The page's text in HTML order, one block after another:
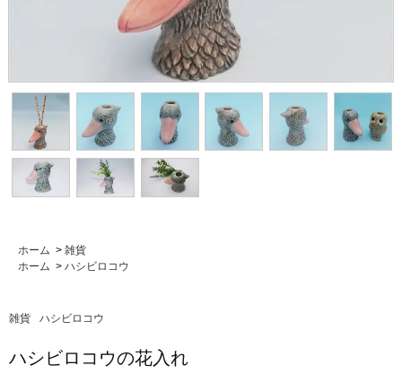
ホーム > 雑貨
ホーム > ハシビロコウ
雑貨 ハシビロコウ
ハシビロコウの花入れ